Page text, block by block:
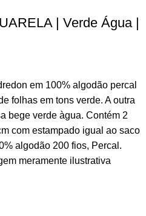
| Verde Água |
em 100% algodão percal
folhas em tons verde. A outra
bege verde àgua. Contém 2
com estampado igual ao saco
algodão 200 fios, Percal.
meramente ilustrativa